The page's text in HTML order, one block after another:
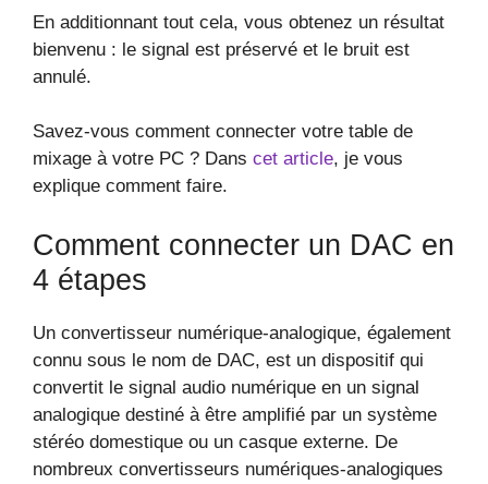
En additionnant tout cela, vous obtenez un résultat
bienvenu : le signal est préservé et le bruit est
annulé.
Savez-vous comment connecter votre table de
mixage à votre PC ? Dans cet article, je vous
explique comment faire.
Comment connecter un DAC en
4 étapes
Un convertisseur numérique-analogique, également
connu sous le nom de DAC, est un dispositif qui
convertit le signal audio numérique en un signal
analogique destiné à être amplifié par un système
stéréo domestique ou un casque externe. De
nombreux convertisseurs numériques-analogiques